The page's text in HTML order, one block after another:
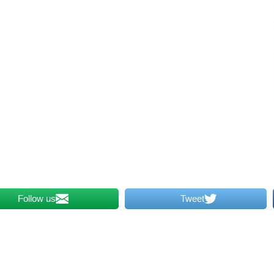
Tweet
Follow us